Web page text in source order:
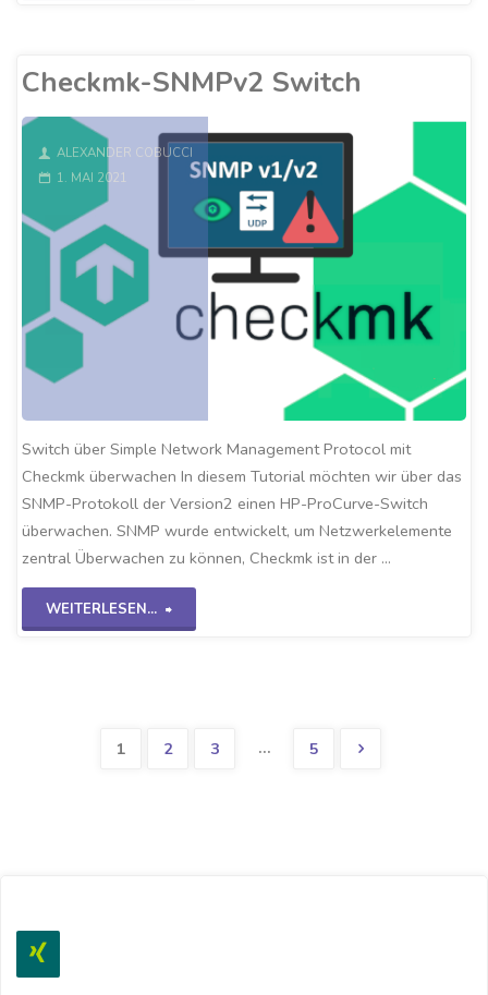
Checkmk-SNMPv2 Switch
ALEXANDER COBUCCI
1. MAI 2021
Switch über Simple Network Management Protocol mit
Checkmk überwachen In diesem Tutorial möchten wir über das
SNMP-Protokoll der Version2 einen HP-ProCurve-Switch
überwachen. SNMP wurde entwickelt, um Netzwerkelemente
zentral Überwachen zu können, Checkmk ist in der …
WEITERLESEN...
"Checkmk-
1 2 3 … 5